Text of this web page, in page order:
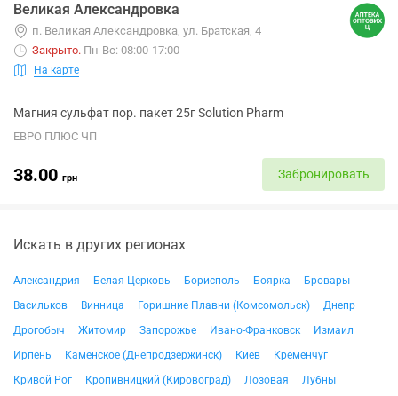
Великая Александровка
п. Великая Александровка, ул. Братская, 4
Закрыто. Пн-Вс: 08:00-17:00
На карте
Магния сульфат пор. пакет 25г Solution Pharm
ЕВРО ПЛЮС ЧП
38.00 грн Забронировать
Искать в других регионах
Александрия Белая Церковь Борисполь Боярка
Бровары
Васильков
Винница Горишние Плавни (Комсомольск)
Днепр
Дрогобыч
Житомир Запорожье Ивано-Франковск
Измаил
Ирпень
Каменское (Днепродзержинск) Киев
Кременчуг
Кривой Рог
Кропивницкий (Кировоград) Лозовая
Лубны